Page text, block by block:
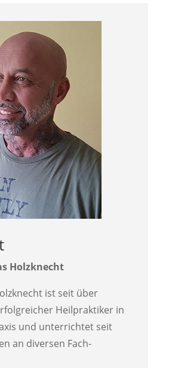
Holzknecht
ist seit über
Heilpraktiker in
und unterrichtet seit
an diversen Fach-